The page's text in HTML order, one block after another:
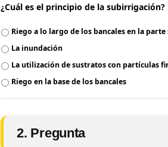
¿Cuál es el principio de la subirrigación?
Riego a lo largo de los bancales en la
La inundación
La utilización de sustratos con partículas
Riego en la base de los bancales
2. Pregunta